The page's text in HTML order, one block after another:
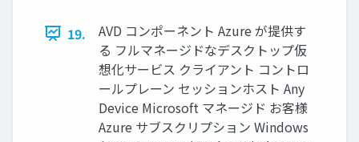
19.
AVD コンポーネント Azure が提供す
る フルマネージドなデスクトップ仮
想化サービス クライアント コントロ
ールプレーン セッションホスト Any
Device Microsoft マネージド お客様
Azure サブスクリプション Windows